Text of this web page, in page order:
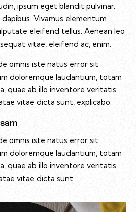
ipsum eget blandit pulvinar.
Vivamus elementum
eleifend tellus. Aenean leo
vitae, eleifend ac, enim.
omnis iste natus error sit
doloremque laudantium, totam
quae ab illo inventore veritatis
vitae dicta sunt, explicabo.
omnis iste natus error sit
doloremque laudantium, totam
quae ab illo inventore veritatis
vitae dicta sunt.